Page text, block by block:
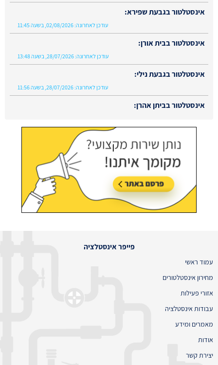
אינסטלטור בגבעת שפירא:
עודכן לאחרונה: 02/08/2026, בשעה 11:45
אינסטלטור בבית אורן:
עודכן לאחרונה: 28/07/2026, בשעה 13:48
אינסטלטור בגבעת נילי:
עודכן לאחרונה: 28/07/2026, בשעה 11:56
אינסטלטור בביתן אהרן:
פייפר אינסטלציה
עמוד ראשי
מחירון אינסטלטורים
אזורי פעילות
עבודות אינסטלציה
מאמרים ומידע
אודות
יצירת קשר